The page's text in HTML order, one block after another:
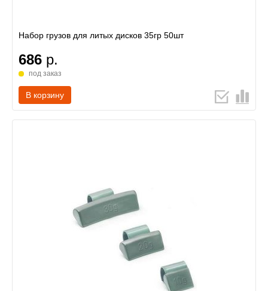
Набор грузов для литых дисков 35гр 50шт
686 р.
под заказ
В корзину